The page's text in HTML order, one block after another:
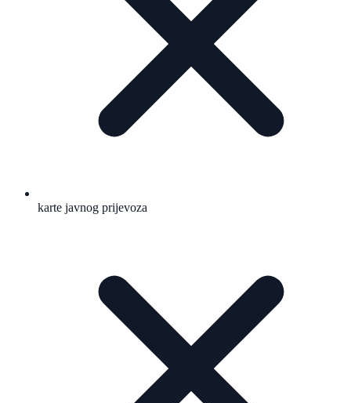
karte javnog prijevoza